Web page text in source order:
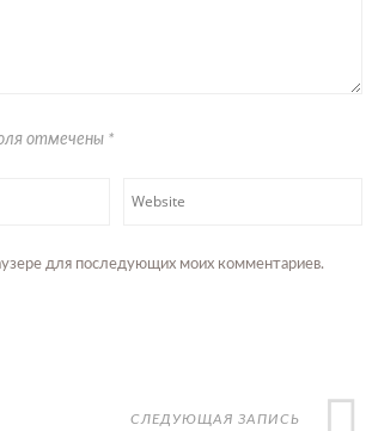
отмечены *
для последующих моих комментариев.
СЛЕДУЮЩАЯ ЗАПИСЬ